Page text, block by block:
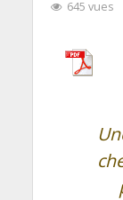
645 vues